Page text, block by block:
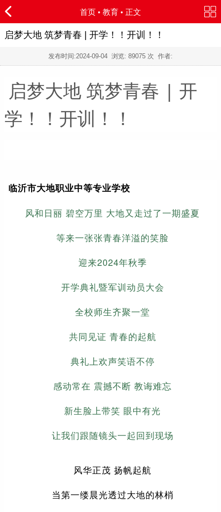
首页 • 教育 • 正文
启梦大地 筑梦青春 | 开学！！开训！！
发布时间:2024-09-04 浏览: 89075 次 作者:
启梦大地 筑梦青春 | 开
学！！开训！！
临沂市大地职业中等专业学校
风和日丽 碧空万里 大地又走过了一期盛夏
等来一张张青春洋溢的笑脸
迎来2024年秋季
开学典礼暨军训动员大会
全校师生齐聚一堂
共同见证 青春的起航
典礼上欢声笑语不停
感动常在 震撼不断 教诲难忘
新生脸上带笑 眼中有光
让我们跟随镜头一起回到现场
风华正茂 扬帆起航
当第一缕晨光透过大地的林梢